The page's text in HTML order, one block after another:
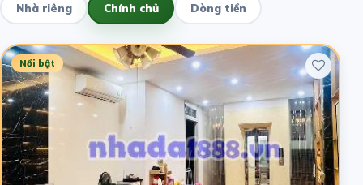
Nhà riêng Chính chủ Dòng tiền
Nổi bật